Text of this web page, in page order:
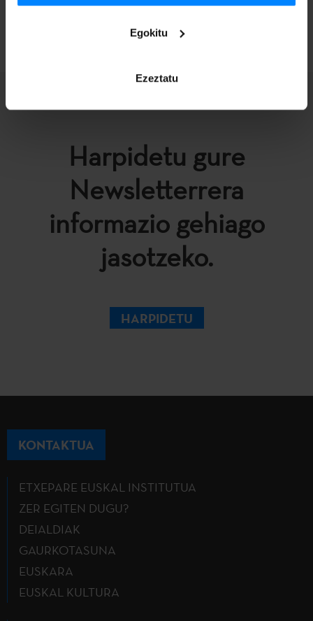
Egokitu
Ezeztatu
Harpidetu gure
Newsletterrera
informazio gehiago
jasotzeko.
HARPIDETU
KONTAKTUA
ETXEPARE EUSKAL INSTITUTUA
ZER EGITEN DUGU?
DEIALDIAK
GAURKOTASUNA
EUSKARA
EUSKAL KULTURA